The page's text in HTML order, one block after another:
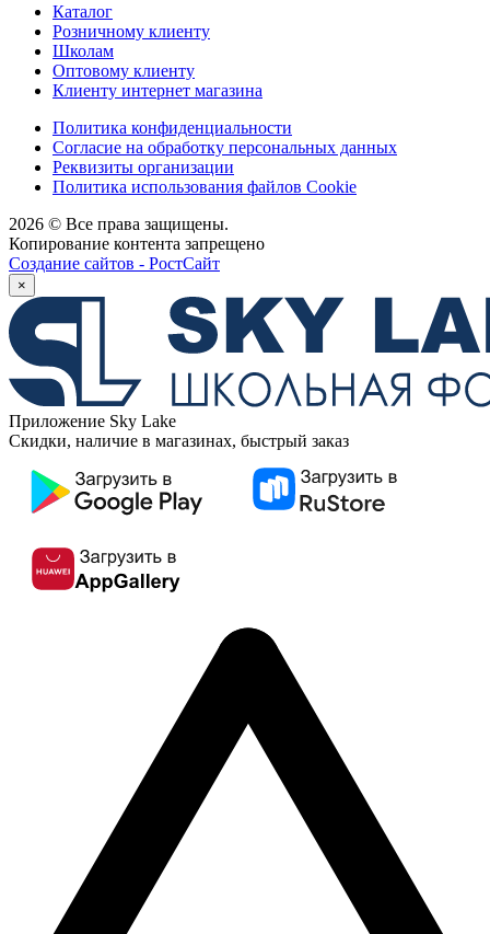
Каталог
Розничному клиенту
Школам
Оптовому клиенту
Клиенту интернет магазина
Политика конфиденциальности
Согласие на обработку персональных данных
Реквизиты организации
Политика использования файлов Cookie
2026 © Все права защищены.
Копирование контента запрещено
Создание сайтов - РостСайт
×
Приложение Sky Lake
Скидки, наличие в магазинах, быстрый заказ